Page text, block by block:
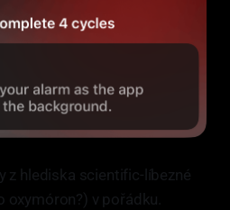
z hlediska scientific-líbezné
oxymóron?) v pořádku.